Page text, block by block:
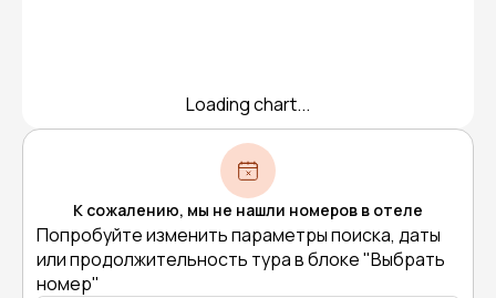
Loading chart...
К сожалению, мы не нашли номеров в отеле
Попробуйте изменить параметры поиска, даты
или продолжительность тура в блоке "Выбрать
номер"